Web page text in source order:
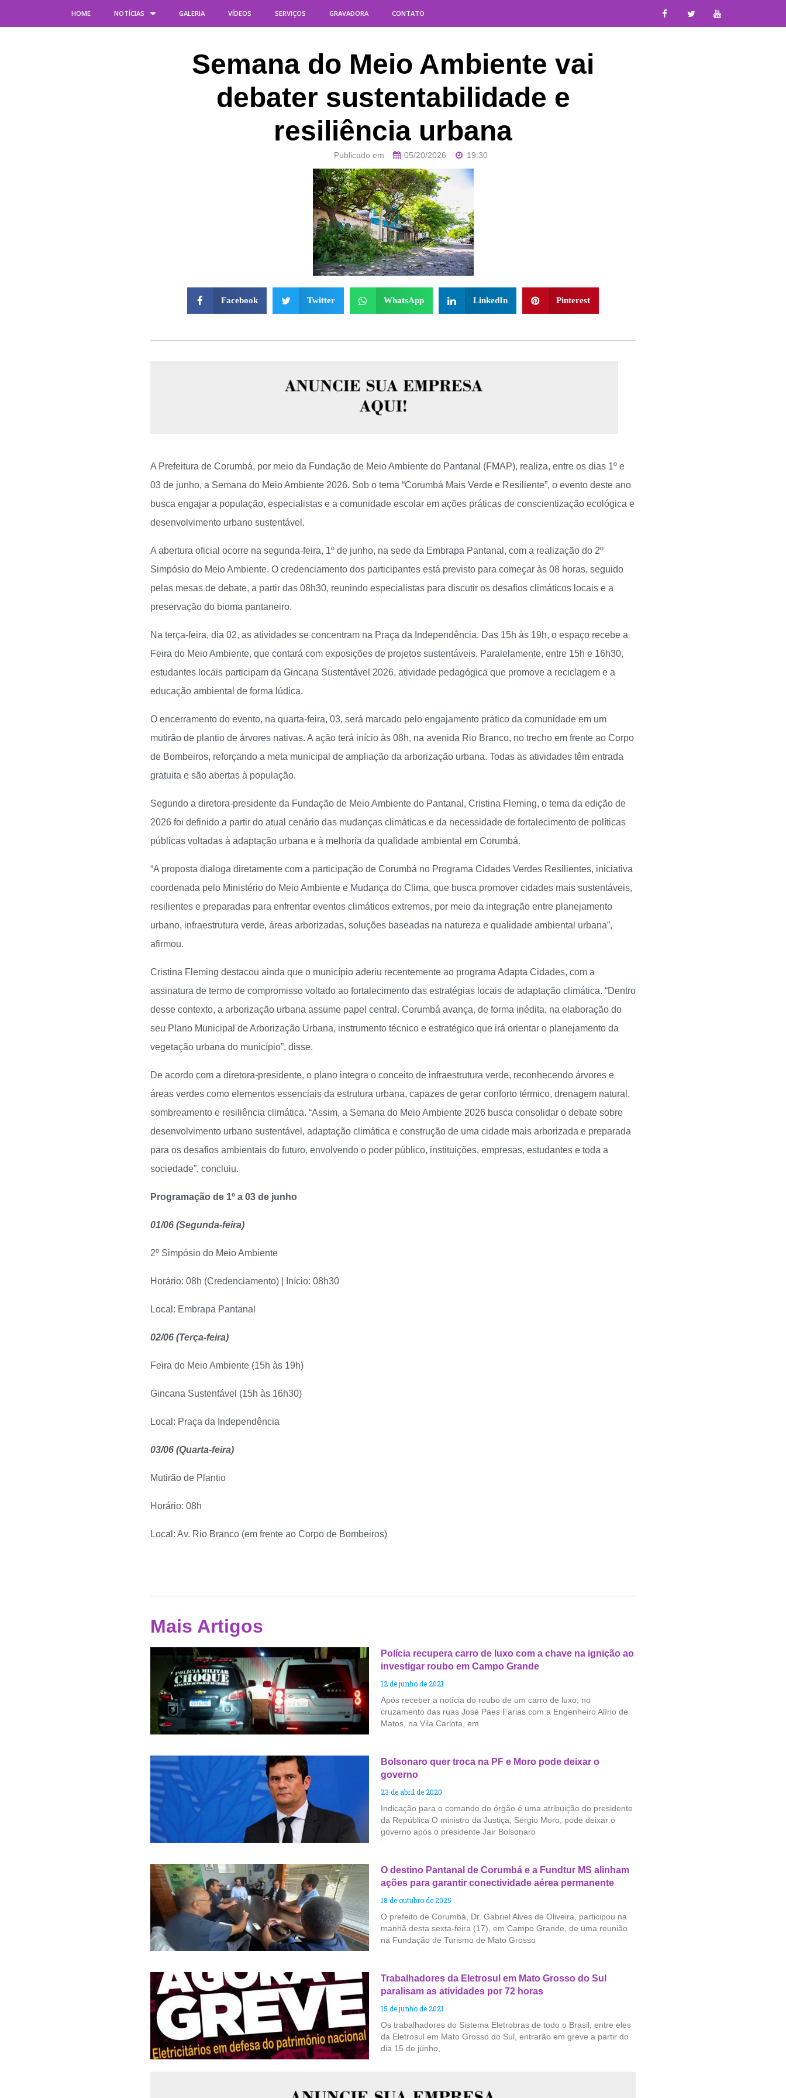
HOME NOTÍCIAS GALERIA VÍDEOS SERVIÇOS GRAVADORA CONTATO
Semana do Meio Ambiente vai
debater sustentabilidade e
resiliência urbana
Publicado em 05/20/2026 19:30
Facebook Twitter WhatsApp LinkedIn Pinterest
A Prefeitura de Corumbá, por meio da Fundação de Meio Ambiente do Pantanal (FMAP), realiza, entre os dias 1º e
03 de junho, a Semana do Meio Ambiente 2026. Sob o tema “Corumbá Mais Verde e Resiliente”, o evento deste ano
busca engajar a população, especialistas e a comunidade escolar em ações práticas de conscientização ecológica e
desenvolvimento urbano sustentável.
A abertura oficial ocorre na segunda-feira, 1º de junho, na sede da Embrapa Pantanal, com a realização do 2º
Simpósio do Meio Ambiente. O credenciamento dos participantes está previsto para começar às 08 horas, seguido
pelas mesas de debate, a partir das 08h30, reunindo especialistas para discutir os desafios climáticos locais e a
preservação do bioma pantaneiro.
Na terça-feira, dia 02, as atividades se concentram na Praça da Independência. Das 15h às 19h, o espaço recebe a
Feira do Meio Ambiente, que contará com exposições de projetos sustentáveis. Paralelamente, entre 15h e 16h30,
estudantes locais participam da Gincana Sustentável 2026, atividade pedagógica que promove a reciclagem e a
educação ambiental de forma lúdica.
O encerramento do evento, na quarta-feira, 03, será marcado pelo engajamento prático da comunidade em um
mutirão de plantio de árvores nativas. A ação terá início às 08h, na avenida Rio Branco, no trecho em frente ao Corpo
de Bombeiros, reforçando a meta municipal de ampliação da arborização urbana. Todas as atividades têm entrada
gratuita e são abertas à população.
Segundo a diretora-presidente da Fundação de Meio Ambiente do Pantanal, Cristina Fleming, o tema da edição de
2026 foi definido a partir do atual cenário das mudanças climáticas e da necessidade de fortalecimento de políticas
públicas voltadas à adaptação urbana e à melhoria da qualidade ambiental em Corumbá.
“A proposta dialoga diretamente com a participação de Corumbá no Programa Cidades Verdes Resilientes, iniciativa
coordenada pelo Ministério do Meio Ambiente e Mudança do Clima, que busca promover cidades mais sustentáveis,
resilientes e preparadas para enfrentar eventos climáticos extremos, por meio da integração entre planejamento
urbano, infraestrutura verde, áreas arborizadas, soluções baseadas na natureza e qualidade ambiental urbana”,
afirmou.
Cristina Fleming destacou ainda que o município aderiu recentemente ao programa Adapta Cidades, com a
assinatura de termo de compromisso voltado ao fortalecimento das estratégias locais de adaptação climática. “Dentro
desse contexto, a arborização urbana assume papel central. Corumbá avança, de forma inédita, na elaboração do
seu Plano Municipal de Arborização Urbana, instrumento técnico e estratégico que irá orientar o planejamento da
vegetação urbana do município”, disse.
De acordo com a diretora-presidente, o plano integra o conceito de infraestrutura verde, reconhecendo árvores e
áreas verdes como elementos essenciais da estrutura urbana, capazes de gerar conforto térmico, drenagem natural,
sombreamento e resiliência climática. “Assim, a Semana do Meio Ambiente 2026 busca consolidar o debate sobre
desenvolvimento urbano sustentável, adaptação climática e construção de uma cidade mais arborizada e preparada
para os desafios ambientais do futuro, envolvendo o poder público, instituições, empresas, estudantes e toda a
sociedade”, concluiu.
Programação de 1º a 03 de junho
01/06 (Segunda-feira)
2º Simpósio do Meio Ambiente
Horário: 08h (Credenciamento) | Início: 08h30
Local: Embrapa Pantanal
02/06 (Terça-feira)
Feira do Meio Ambiente (15h às 19h)
Gincana Sustentável (15h às 16h30)
Local: Praça da Independência
03/06 (Quarta-feira)
Mutirão de Plantio
Horário: 08h
Local: Av. Rio Branco (em frente ao Corpo de Bombeiros)
Mais Artigos
Polícia recupera carro de luxo com a chave na ignição ao
investigar roubo em Campo Grande
12 de junho de 2021
Após receber a notícia do roubo de um carro de luxo, no
cruzamento das ruas José Paes Farias com a Engenheiro Alírio de
Matos, na Vila Carlota, em
Bolsonaro quer troca na PF e Moro pode deixar o
governo
23 de abril de 2020
Indicação para o comando do órgão é uma atribuição do presidente
da República O ministro da Justiça, Sérgio Moro, pode deixar o
governo após o presidente Jair Bolsonaro
O destino Pantanal de Corumbá e a Fundtur MS alinham
ações para garantir conectividade aérea permanente
18 de outubro de 2025
O prefeito de Corumbá, Dr. Gabriel Alves de Oliveira, participou na
manhã desta sexta-feira (17), em Campo Grande, de uma reunião
na Fundação de Turismo de Mato Grosso
Trabalhadores da Eletrosul em Mato Grosso do Sul
paralisam as atividades por 72 horas
15 de junho de 2021
Os trabalhadores do Sistema Eletrobras de todo o Brasil, entre eles
da Eletrosul em Mato Grosso do Sul, entrarão em greve a partir do
dia 15 de junho,